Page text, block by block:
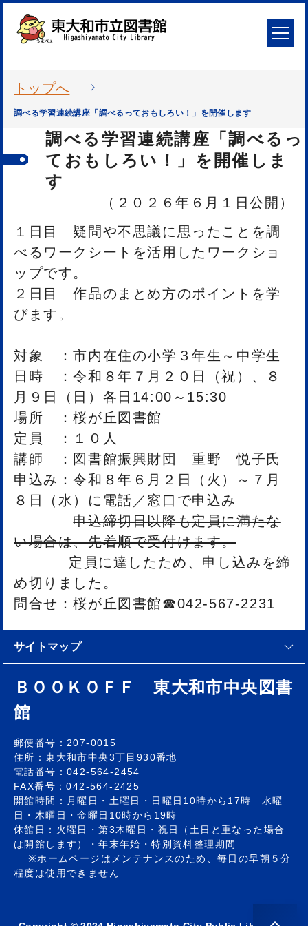
トップへ
調べる学習連続講座「調べるっておもしろい！」を開催します
調べる学習連続講座「調べるっ
ておもしろい！」を開催しま
す
（２０２６年６月１日公開）
１日目 疑問や不思議に思ったことを調
べるワークシートを活用したワークショ
ップです。
２日目 作品のまとめ方のポイントを学
びます。
対象 ：市内在住の小学３年生～中学生
日時 ：令和８年７月２０日（祝）、８
月９日（日）各日14:00～15:30
場所 ：桜が丘図書館
定員 ：１０人
講師 ：図書館振興財団 重野 悦子氏
申込み：令和８年６月２日（火）～７月
８日（水）に電話／窓口で申込み
申込締切日以降も定員に満たな
い場合は、先着順で受付けます。
定員に達したため、申し込みを締
め切りました。
問合せ：桜が丘図書館☎042-567-2231
サイトマップ
ＢＯＯＫＯＦＦ 東大和市中央図書
館
郵便番号：207-0015
住所：東大和市中央3丁目930番地
電話番号：042-564-2454
FAX番号：042-564-2425
開館時間：月曜日・土曜日・日曜日10時から17時 水曜
日・木曜日・金曜日10時から19時
休館日：火曜日・第3木曜日・祝日（土日と重なった場合
は開館します）・年末年始・特別資料整理期間
※ホームページはメンテナンスのため、毎日の早朝５分
程度は使用できません